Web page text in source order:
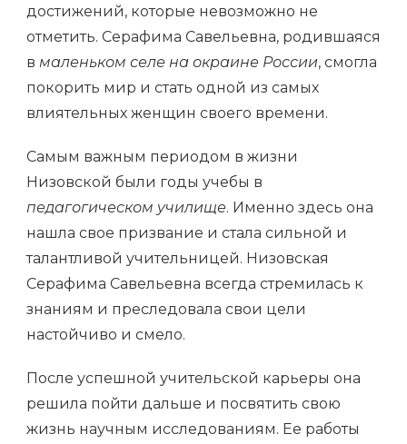
достижений, которые невозможно не
отметить. Серафима Савельевна, родившаяся
в маленьком селе на окраине России, смогла
покорить мир и стать одной из самых
влиятельных женщин своего времени.
Самым важным периодом в жизни
Низовской были годы учебы в
педагогическом училище. Именно здесь она
нашла свое призвание и стала сильной и
талантливой учительницей. Низовская
Серафима Савельевна всегда стремилась к
знаниям и преследовала свои цели
настойчиво и смело.
После успешной учительской карьеры она
решила пойти дальше и посвятить свою
жизнь научным исследованиям. Ее работы